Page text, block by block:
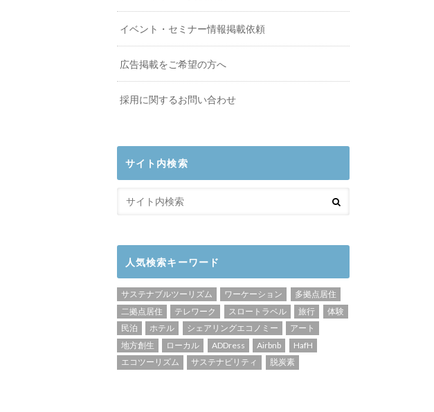
イベント・セミナー情報掲載依頼
広告掲載をご希望の方へ
採用に関するお問い合わせ
サイト内検索
人気検索キーワード
サステナブルツーリズム ワーケーション
多拠点居住
二拠点居住
テレワーク スロートラベル 旅行
体験
民泊
ホテル シェアリングエコノミー
アート
地方創生
ローカル ADDress Airbnb
HafH
エコツーリズム
サステナビリティ 脱炭素